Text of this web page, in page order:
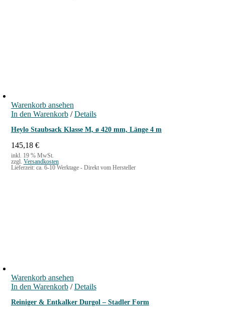
Warenkorb ansehen
In den Warenkorb / Details
Heylo Staubsack Klasse M, ø 420 mm, Länge 4 m
145,18 €
inkl. 19 % MwSt.
zzgl. Versandkosten
Lieferzeit: ca. 6-10 Werktage - Direkt vom Hersteller
Warenkorb ansehen
In den Warenkorb / Details
Reiniger & Entkalker Durgol – Stadler Form